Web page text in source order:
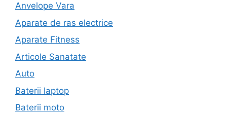
Anvelope Vara
Aparate de ras electrice
Aparate Fitness
Articole Sanatate
Auto
Baterii laptop
Baterii moto